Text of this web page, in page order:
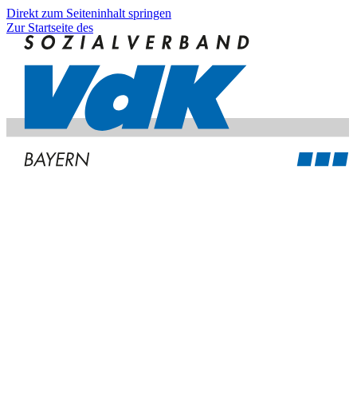
Direkt zum Seiteninhalt springen
Zur Startseite des